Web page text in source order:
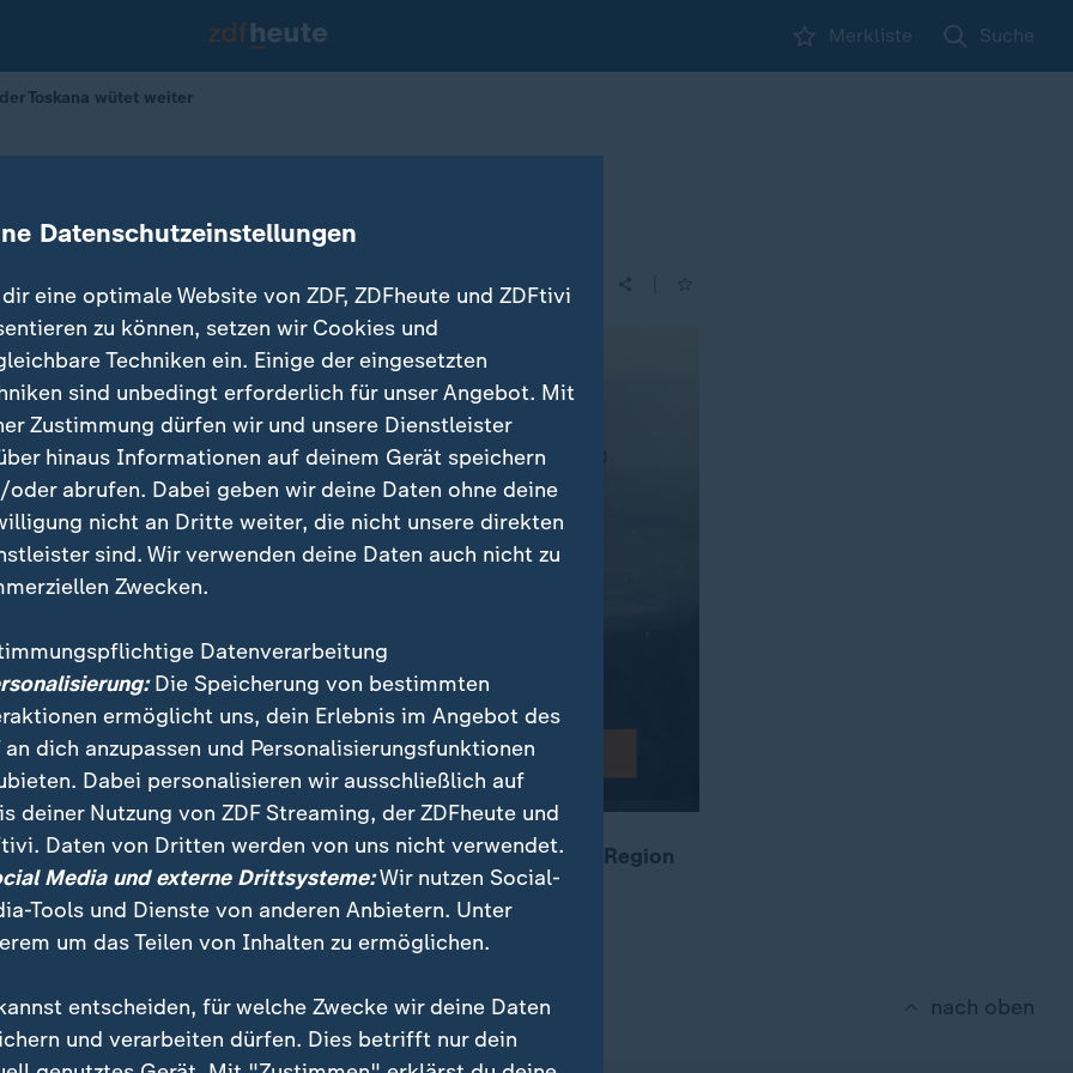
Merkliste Suche
Toskana wütet weiter
Toskana wütet weiter
eines Waldbrands in der Toskana wütet das Feuer in der Region
Behörden ermitteln wegen Brandstiftung.
nach oben
Datenschutzeinstellungen
eine optimale Website von ZDF, ZDFheute und ZDFtivi
zu können, setzen wir Cookies und
Techniken ein. Einige der eingesetzten
sind unbedingt erforderlich für unser Angebot. Mit
Zustimmung dürfen wir und unsere Dienstleister
hinaus Informationen auf deinem Gerät speichern
oder abrufen. Dabei geben wir deine Daten ohne deine
nicht an Dritte weiter, die nicht unsere direkten
sind. Wir verwenden deine Daten auch nicht zu
Zwecken.
Datenverarbeitung
Die Speicherung von bestimmten
ermöglicht uns, dein Erlebnis im Angebot des
an dich anzupassen und Personalisierungsfunktionen
Dabei personalisieren wir ausschließlich auf
deiner Nutzung von ZDF Streaming, der ZDFheute und
Daten von Dritten werden von uns nicht verwendet.
Media und externe Drittsysteme:Wir nutzen Social-
Tools und Dienste von anderen Anbietern. Unter
um das Teilen von Inhalten zu ermöglichen.
entscheiden, für welche Zwecke wir deine Daten
und verarbeiten dürfen. Dies betrifft nur dein